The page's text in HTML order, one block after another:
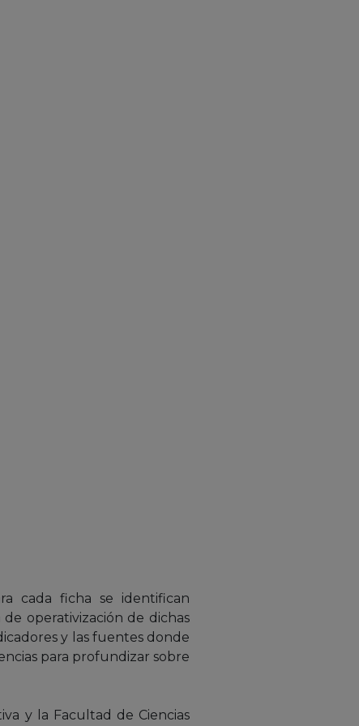
cada ficha se identifican
operativización de dichas
y las fuentes donde
para profundizar sobre
y la Facultad de Ciencias